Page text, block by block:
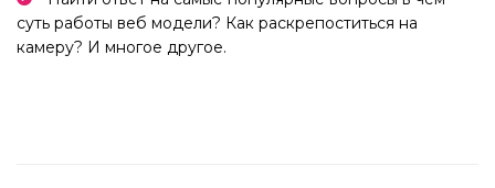
суть работы веб модели? Как раскрепоститься на
камеру? И многое другое.